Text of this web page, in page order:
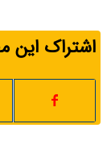
اشتراک این